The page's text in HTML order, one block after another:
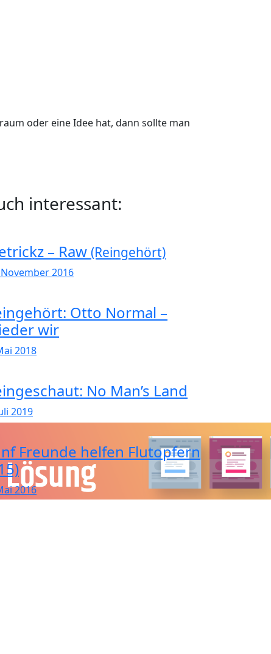
oder eine Idee hat, dann sollte man
interessant:
– Raw (Reingehört)
2016
Otto Normal –
wir
2018
No Man’s Land
2019
Freunde helfen Flutopfern
2016